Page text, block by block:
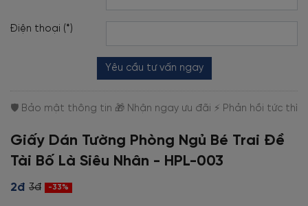
Điện thoại (*)
Yêu cầu tư vấn ngay
Giấy Dán Tường Phòng Ngủ Bé Trai Đề
Tài Bố Là Siêu Nhân - HPL-003
2đ 3đ -33%